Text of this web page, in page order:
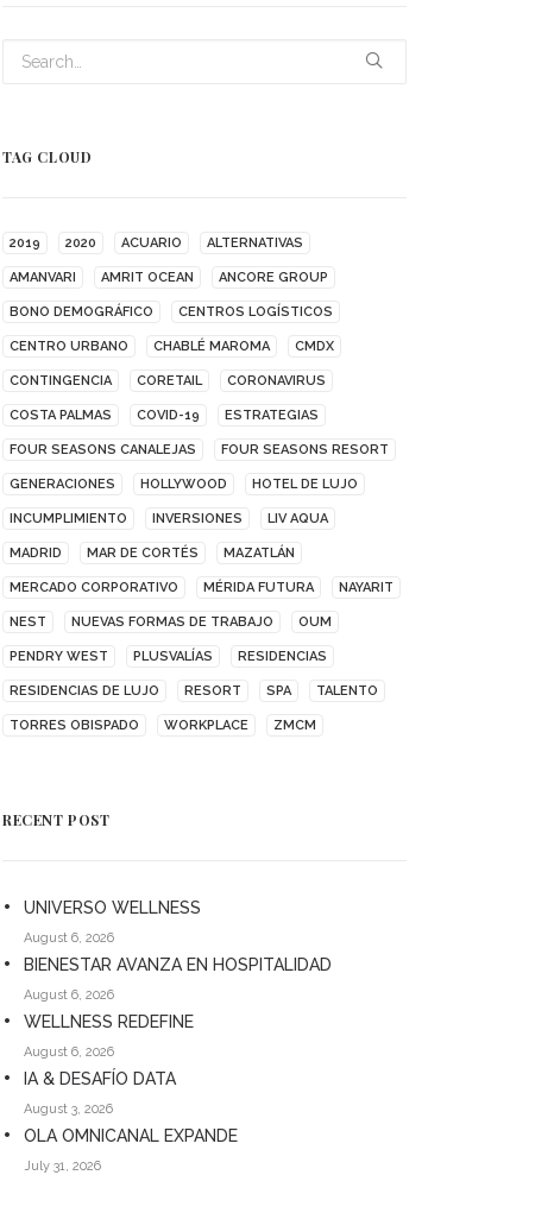
TAG CLOUD
2019 2020 ACUARIO ALTERNATIVAS
AMANVARI AMRIT OCEAN ANCORE GROUP
BONO DEMOGRÁFICO CENTROS LOGÍSTICOS
CENTRO URBANO CHABLÉ MAROMA CMDX
CONTINGENCIA CORETAIL CORONAVIRUS
COSTA PALMAS COVID-19 ESTRATEGIAS
FOUR SEASONS CANALEJAS FOUR SEASONS RESORT
GENERACIONES HOLLYWOOD HOTEL DE LUJO
INCUMPLIMIENTO INVERSIONES LIV AQUA
MADRID MAR DE CORTÉS MAZATLÁN
MERCADO CORPORATIVO MÉRIDA FUTURA NAYARIT
NEST NUEVAS FORMAS DE TRABAJO OUM
PENDRY WEST PLUSVALÍAS RESIDENCIAS
RESIDENCIAS DE LUJO RESORT SPA TALENTO
TORRES OBISPADO WORKPLACE ZMCM
RECENT POST
UNIVERSO WELLNESS
August 6, 2026
BIENESTAR AVANZA EN HOSPITALIDAD
August 6, 2026
WELLNESS REDEFINE
August 6, 2026
IA & DESAFÍO DATA
August 3, 2026
OLA OMNICANAL EXPANDE
July 31, 2026